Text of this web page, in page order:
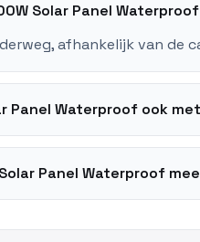
Solar Panel
afhankelijk van de
Panel Waterproof ook
Panel Waterproof